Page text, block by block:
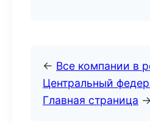
← Все компании в
Центральный
Главная страница →